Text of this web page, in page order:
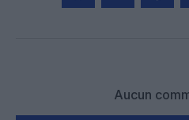
Aucun